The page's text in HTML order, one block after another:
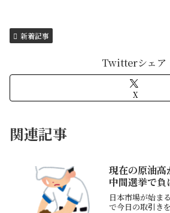
新着記事
Twitterシェア
X
関連記事
現在の原油
中間選挙で負
日本市場が始ま
で今日の取引き